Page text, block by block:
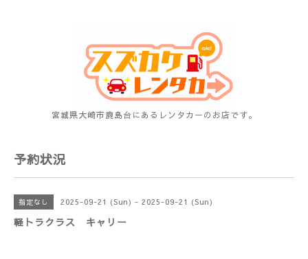
宮城県大崎市鹿島台にあるレンタカーのお店です。
予約状況
指定なし 2025-09-21 (Sun) - 2025-09-21 (Sun)
軽トラクラス キャリー